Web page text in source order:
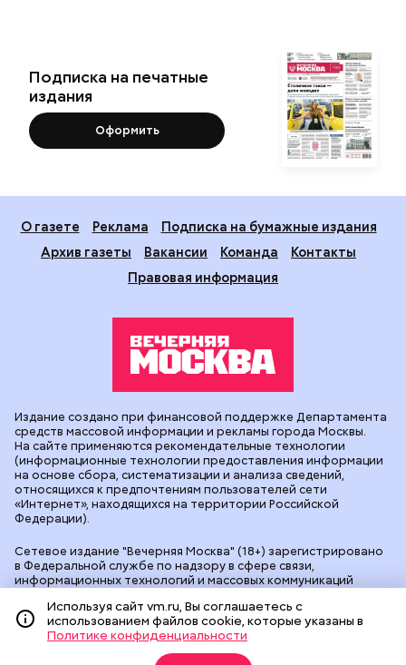
Подписка на печатные
издания
Оформить
О газете Реклама
Подписка на бумажные издания
Архив газеты
Вакансии Команда
Контакты
Правовая информация
Сетевое издание "Вечерняя Москва" (18+) зарегистрировано
в Федеральной службе по надзору в сфере связи,
информационных технологий и массовых коммуникаций
90524 от 09.12.2025. Учредитель: АО "Редакция газеты
"Вечерняя Москва". Главный редактор vm.ru: Александр
Геннадьевич Глуходедов. Адрес редакции: 127015, г.Москва,
Бумажный пр-д, д. 14, стр. 2. Телефон:+7(499)557-04-24
Издание создано при финансовой поддержке Департамента
средств массовой информации и рекламы города Москвы.
На сайте применяются рекомендательные технологии
(информационные технологии предоставления информации
на основе сбора, систематизации и анализа сведений,
относящихся к предпочтениям пользователей сети
«Интернет», находящихся на территории Российской
Федерации).
Используя сайт vm.ru, Вы соглашаетесь с
использованием файлов cookie, которые указаны в
Политике конфиденциальности